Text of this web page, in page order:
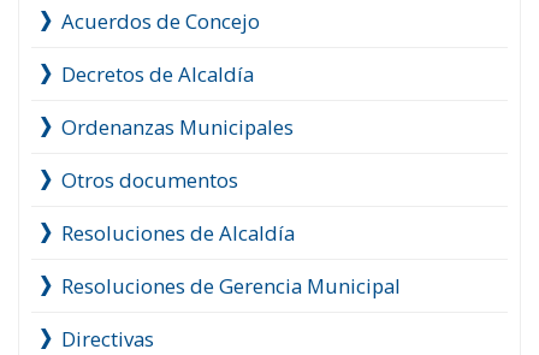
Acuerdos de Concejo
Decretos de Alcaldía
Ordenanzas Municipales
Otros documentos
Resoluciones de Alcaldía
Resoluciones de Gerencia Municipal
Directivas